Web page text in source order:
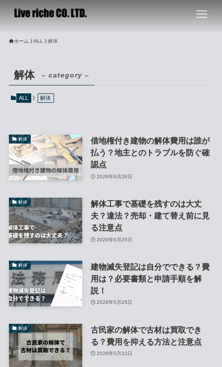
ホーム ALL 解体
解体 – category –
ALL 解体
解体
借地権付き建物の解体費用は誰が
払う？地主とのトラブルを防ぐ確
認点
2026年6月26日
解体
解体工事で基礎を残すのは大丈
夫？違法？売却・建て替え前に見
る注意点
2026年6月25日
解体
建物滅失登記は自分でできる？費
用は？必要書類と申請手順を解
説！
2026年5月25日
解体
古民家の解体で古材は買取でき
る？費用を抑える方法と注意点
2026年5月22日